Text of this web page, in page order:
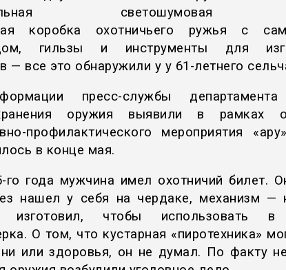
светошумовая
коробка охотничьего ружья с
гильзы и инструменты для
— все это обнаружили у у 61-летнего
пресс-службы департамента
оружия выявили в рамках
профилактического мероприятия
в конце мая.
го года мужчина имел охотничий билет.
нашел у себя на чердаке, механизм —
изготовил, чтобы использовать в
О том, что кустарная «пиротехника»
или здоровья, он не думал. По факту